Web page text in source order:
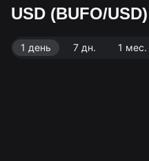
USD (BUFO/USD)
1 день 7 дн. 1 мес.